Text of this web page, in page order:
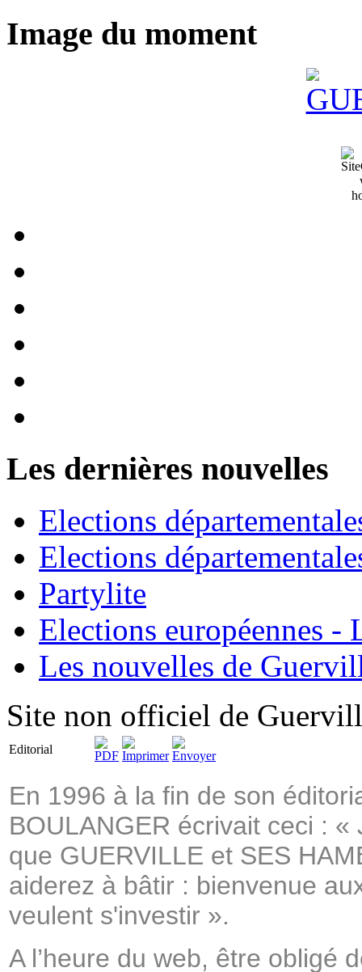
Image du moment
Les dernières nouvelles
Elections
Elections
Partylite
Elections européennes -
Les nouvelles de
Site non officiel de
Editorial
En 1996 à la fin de son
BOULANGER écrivait ceci :
que GUERVILLE et SES
aiderez à bâtir : bienvenue
veulent s'investir ».
A l’heure du web, être obligé